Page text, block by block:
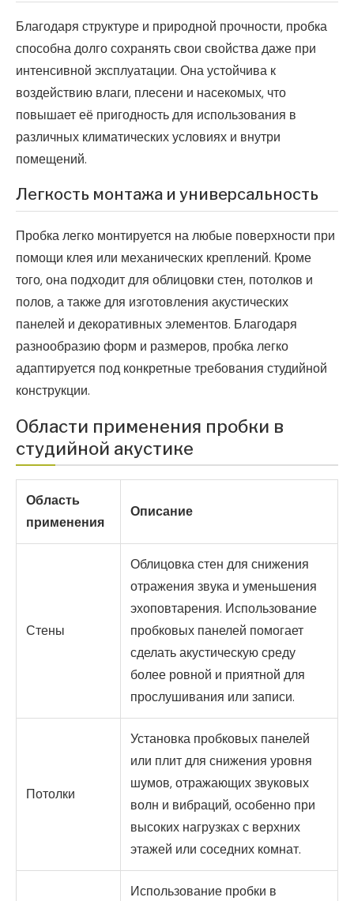
Благодаря структуре и природной прочности, пробка
способна долго сохранять свои свойства даже при
интенсивной эксплуатации. Она устойчива к
воздействию влаги, плесени и насекомых, что
повышает её пригодность для использования в
различных климатических условиях и внутри
помещений.
Легкость монтажа и универсальность
Пробка легко монтируется на любые поверхности при
помощи клея или механических креплений. Кроме
того, она подходит для облицовки стен, потолков и
полов, а также для изготовления акустических
панелей и декоративных элементов. Благодаря
разнообразию форм и размеров, пробка легко
адаптируется под конкретные требования студийной
конструкции.
Области применения пробки в
студийной акустике
Область
применения
Описание
Стены
Облицовка стен для снижения
отражения звука и уменьшения
эхоповтарения. Использование
пробковых панелей помогает
сделать акустическую среду
более ровной и приятной для
прослушивания или записи.
Потолки
Установка пробковых панелей
или плит для снижения уровня
шумов, отражающих звуковых
волн и вибраций, особенно при
высоких нагрузках с верхних
этажей или соседних комнат.
Использование пробки в